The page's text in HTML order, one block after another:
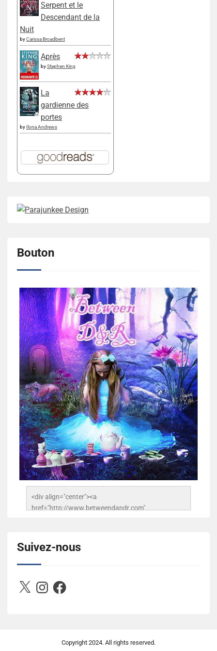
Serpent et le
Descendant de la
Nuit
byCarissa Broadbent
Après
byStephen King
La
gardienne des
portes
by Ilona Andrews
Bouton
<div align="center"><a
href="http://www.betweendandr.com"
503716673157532-2788222864243652657-n.jpg"
alt="Between D&R" style="border:none;" /></a>
</div>
Suivez-nous
X InstagramFacebook
Copyright 2024. All rights reserved.